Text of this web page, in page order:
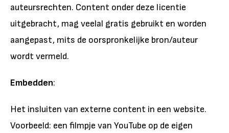
auteursrechten. Content onder deze licentie
uitgebracht, mag veelal gratis gebruikt en worden
aangepast, mits de oorspronkelijke bron/auteur
wordt vermeld.
Embedden:
Het insluiten van externe content in een website.
Voorbeeld: een filmpje van YouTube op de eigen